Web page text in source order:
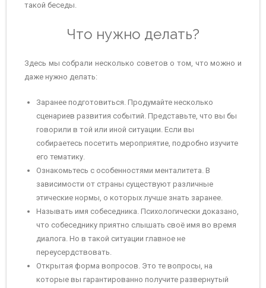
такой беседы.
Что нужно делать?
Здесь мы собрали несколько советов о том, что можно и
даже нужно делать:
Заранее подготовиться. Продумайте несколько
сценариев развития событий. Представьте, что вы бы
говорили в той или иной ситуации. Если вы
собираетесь посетить мероприятие, подробно изучите
его тематику.
Ознакомьтесь с особенностями менталитета. В
зависимости от страны существуют различные
этические нормы, о которых лучше знать заранее.
Называть имя собеседника. Психологически доказано,
что собеседнику приятно слышать своё имя во время
диалога. Но в такой ситуации главное не
переусердствовать.
Открытая форма вопросов. Это те вопросы, на
которые вы гарантированно получите развернутый